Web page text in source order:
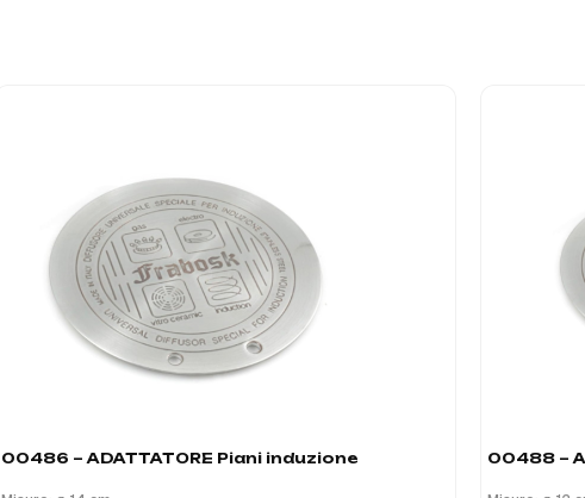
00486 – ADATTATORE Piani induzione 00488 –